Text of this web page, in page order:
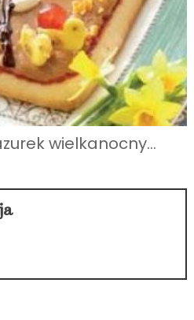
wielkanocny…